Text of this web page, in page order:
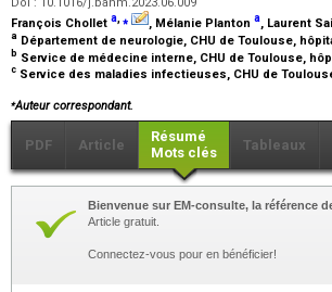
François Chollet a,⁎ , Mélanie Planton a, Laurent
a Département de neurologie, CHU de Toulouse,
b Service de médecine interne, CHU de Toulouse,
c Service des maladies infectieuses, CHU de
⁎Auteur correspondant.
PDF Article
Résumé
Mots clés
Tableaux
Bienvenue sur EM-consulte, la référence
Article gratuit.
Connectez-vous pour en bénéficier!